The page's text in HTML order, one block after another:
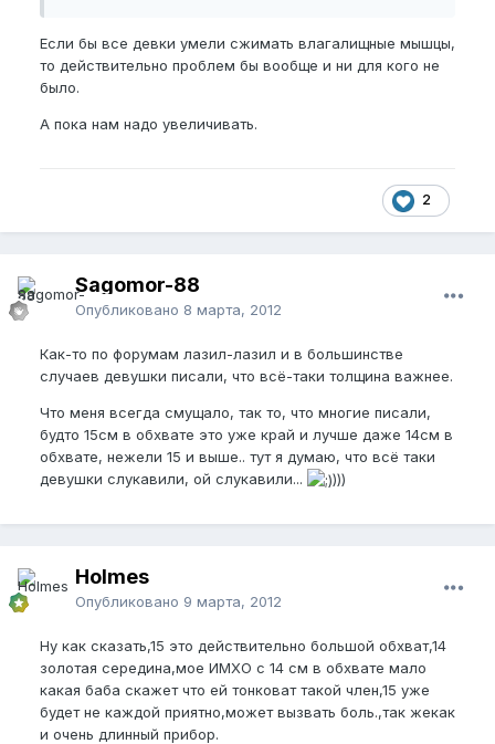
Если бы все девки умели сжимать влагалищные мышцы,
то действительно проблем бы вообще и ни для кого не
было.
А пока нам надо увеличивать.
2
Sagomor-88
Опубликовано 8 марта, 2012
Как-то по форумам лазил-лазил и в большинстве
случаев девушки писали, что всё-таки толщина важнее.
Что меня всегда смущало, так то, что многие писали,
будто 15см в обхвате это уже край и лучше даже 14см в
обхвате, нежели 15 и выше.. тут я думаю, что всё таки
девушки слукавили, ой слукавили...
)))
Holmes
Опубликовано 9 марта, 2012
Ну как сказать,15 это действительно большой обхват,14
золотая середина,мое ИМХО с 14 см в обхвате мало
какая баба скажет что ей тонковат такой член,15 уже
будет не каждой приятно,может вызвать боль.,так жекак
и очень длинный прибор.